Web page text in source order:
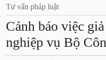
Tư vấn pháp luật
Cảnh báo việc
nghiệp vụ Bộ